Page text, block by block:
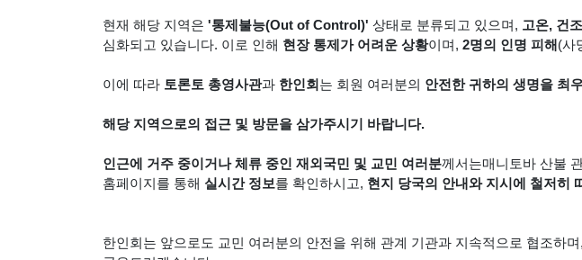
현재 해당 지역은 '통제불능(Out of Control)' 상태로 분류되고 있으며, 고온, 건
심화되고 있습니다. 이로 인해 현장 통제가 어려운 상황이며, 2명의 인명 피해(사
이에 따라 토론토 총영사관과 한인회는 회원 여러분의 안전한 귀하의 생명을 최
해당 지역으로의 접근 및 방문을 삼가주시기 바랍니다.
인근에 거주 중이거나 체류 중인 재외국민 및 교민 여러분께서는매니토바 산불
홈페이지를 통해 실시간 정보를 확인하시고, 현지 당국의 안내와 지시에 철저히
한인회는 앞으로도 교민 여러분의 안전을 위해 관계 기관과 지속적으로 협조하